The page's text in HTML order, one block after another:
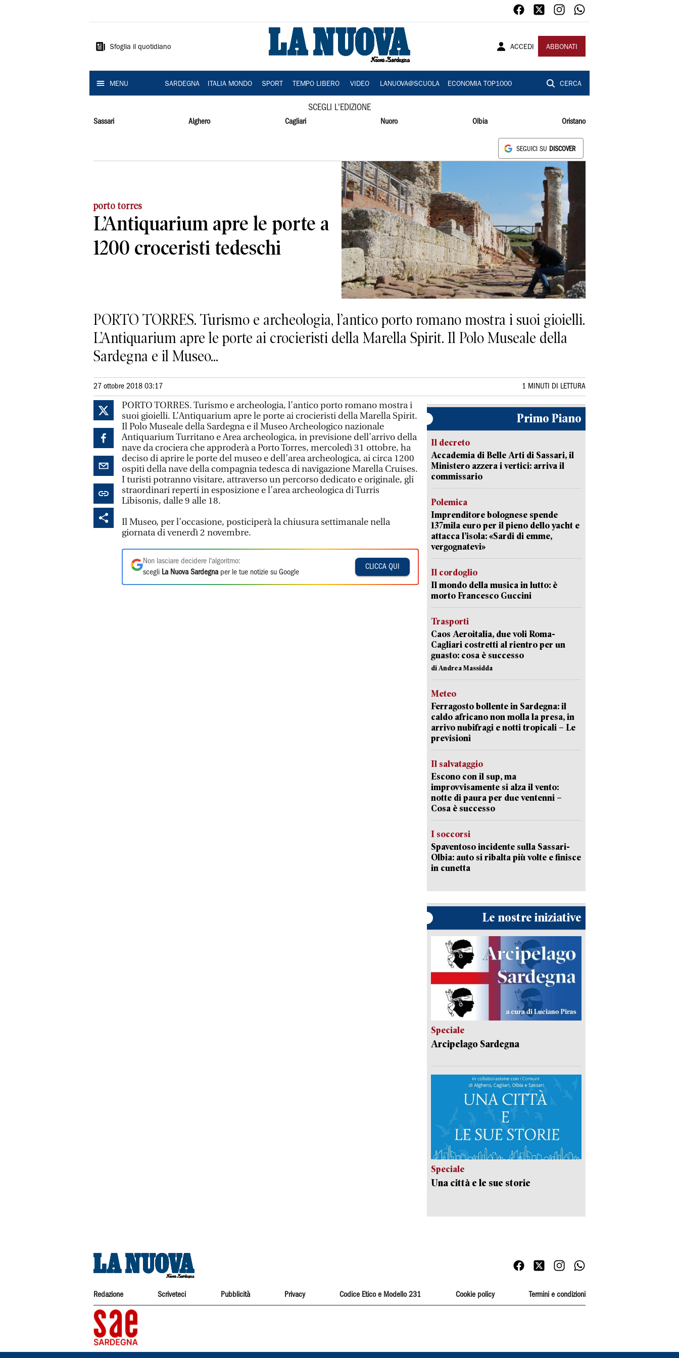
Sardegna
Sfoglia il quotidiano ACCEDI ABBONATI
MENU SARDEGNA ITALIA MONDO SPORT TEMPO LIBERO VIDEO LANUOVA@SCUOLA ECONOMIA TOP1000 CERCA
SCEGLI L'EDIZIONE
Sassari Alghero Cagliari Nuoro Olbia Oristano
SEGUICI SU DISCOVER
porto torres
L’Antiquarium apre le porte a
1200 croceristi tedeschi
PORTO TORRES. Turismo e archeologia, l’antico porto romano mostra i suoi gioielli.
L’Antiquarium apre le porte ai crocieristi della Marella Spirit. Il Polo Museale della
Sardegna e il Museo...
27 ottobre 2018 03:17 1 MINUTI DI LETTURA
PORTO TORRES. Turismo e archeologia, l’antico porto romano mostra i
suoi gioielli. L’Antiquarium apre le porte ai crocieristi della Marella Spirit.
Il Polo Museale della Sardegna e il Museo Archeologico nazionale
Antiquarium Turritano e Area archeologica, in previsione dell’arrivo della
nave da crociera che approderà a Porto Torres, mercoledì 31 ottobre, ha
deciso di aprire le porte del museo e dell’area archeologica, ai circa 1200
ospiti della nave della compagnia tedesca di navigazione Marella Cruises.
I turisti potranno visitare, attraverso un percorso dedicato e originale, gli
straordinari reperti in esposizione e l’area archeologica di Turris
Libisonis, dalle 9 alle 18.
Il Museo, per l’occasione, posticiperà la chiusura settimanale nella
giornata di venerdì 2 novembre.
Non lasciare decidere l'algoritmo:
scegli La Nuova Sardegna per le tue notizie su Google
CLICCA QUI
Primo Piano
Il decreto
Accademia di Belle Arti di Sassari, il
Ministero azzera i vertici: arriva il
commissario
Polemica
Imprenditore bolognese spende
137mila euro per il pieno dello yacht e
attacca l’isola: «Sardi di emme,
vergognatevi»
Il cordoglio
Il mondo della musica in lutto: è
morto Francesco Guccini
Trasporti
Caos Aeroitalia, due voli Roma-
Cagliari costretti al rientro per un
guasto: cosa è successo
di Andrea Massidda
Meteo
Ferragosto bollente in Sardegna: il
caldo africano non molla la presa, in
arrivo nubifragi e notti tropicali – Le
previsioni
Il salvataggio
Escono con il sup, ma
improvvisamente si alza il vento:
notte di paura per due ventenni –
Cosa è successo
I soccorsi
Spaventoso incidente sulla Sassari-
Olbia: auto si ribalta più volte e finisce
in cunetta
Le nostre iniziative
Speciale
Arcipelago Sardegna
Speciale
Una città e le sue storie
Redazione Scriveteci Pubblicità Privacy Codice Etico e Modello 231 Cookie policy Termini e condizioni